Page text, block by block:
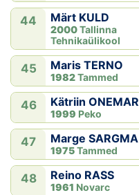
44 Märt KULD
2000Tallinna
Tehnikaülikool
45 Maris TERNO
1982Tammed
46 Kätriin ONEMAR
1999 Peko
47 Marge SARGMA
1975Tammed
48 Reino RASS
1961 Novarc